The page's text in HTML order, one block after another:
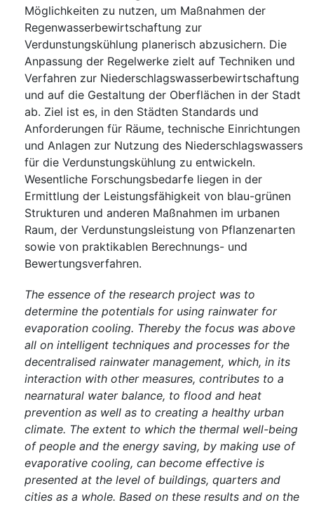
Möglichkeiten zu nutzen, um Maßnahmen der
Regenwasserbewirtschaftung zur
Verdunstungskühlung planerisch abzusichern. Die
Anpassung der Regelwerke zielt auf Techniken und
Verfahren zur Niederschlagswasserbewirtschaftung
und auf die Gestaltung der Oberflächen in der Stadt
ab. Ziel ist es, in den Städten Standards und
Anforderungen für Räume, technische Einrichtungen
und Anlagen zur Nutzung des Niederschlagswassers
für die Verdunstungskühlung zu entwickeln.
Wesentliche Forschungsbedarfe liegen in der
Ermittlung der Leistungsfähigkeit von blau-grünen
Strukturen und anderen Maßnahmen im urbanen
Raum, der Verdunstungsleistung von Pflanzenarten
sowie von praktikablen Berechnungs- und
Bewertungsverfahren.
The essence of the research project was to
determine the potentials for using rainwater for
evaporation cooling. Thereby the focus was above
all on intelligent techniques and processes for the
decentralised rainwater management, which, in its
interaction with other measures, contributes to a
nearnatural water balance, to flood and heat
prevention as well as to creating a healthy urban
climate. The extent to which the thermal well-being
of people and the energy saving, by making use of
evaporative cooling, can become effective is
presented at the level of buildings, quarters and
cities as a whole. Based on these results and on the